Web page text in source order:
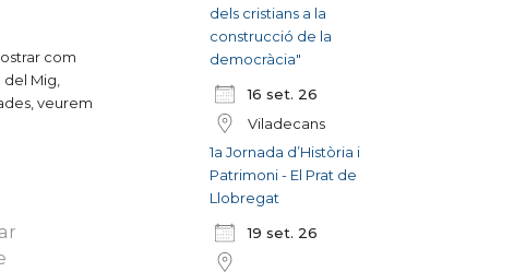
com
Mig,
veurem
dels cristians a la
construcció de la
democràcia"
16 set. 26
Viladecans
1a Jornada d’Història i
Patrimoni - El Prat de
Llobregat
19 set. 26